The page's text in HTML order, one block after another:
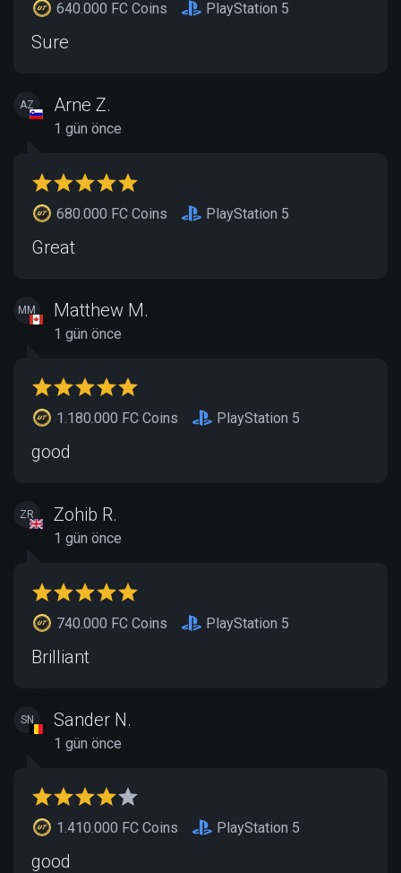
640.000 FC Coins PlayStation 5
Sure
AZ Arne Z.
1 gün önce
680.000 FC Coins PlayStation 5
Great
MM Matthew M.
1 gün önce
1.180.000 FC Coins PlayStation 5
good
ZR Zohib R.
1 gün önce
740.000 FC Coins PlayStation 5
Brilliant
SN Sander N.
1 gün önce
1.410.000 FC Coins PlayStation 5
good